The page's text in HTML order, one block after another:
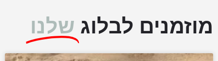
מוזמנים לבלוג שלנו